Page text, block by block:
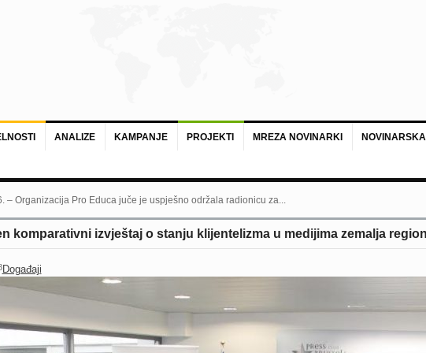
ANALIZE KAMPANJE PROJEKTI MREZA NOVINARKI
– Organizacija Pro Educa juče je uspješno održala radionicu za...
komparativni izvještaj o stanju klijentelizma u medijima zemalja
Događaji